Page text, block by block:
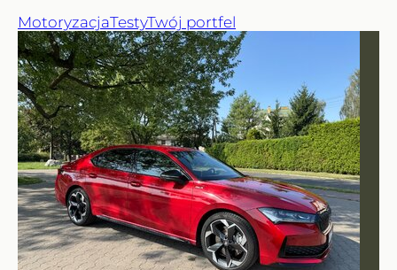
MotoryzacjaTestyTwój portfel